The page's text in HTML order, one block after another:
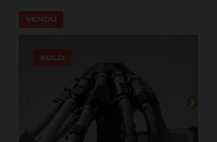
VENDU
SOLD